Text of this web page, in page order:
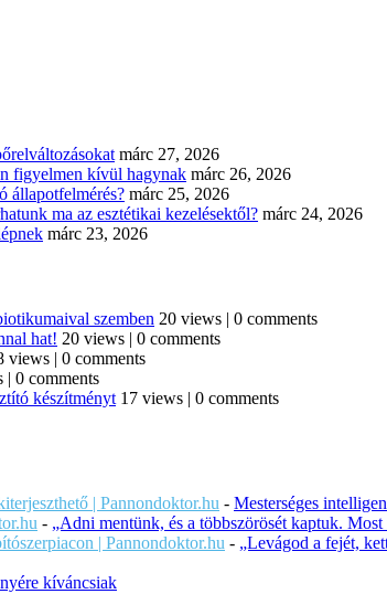
márc 27, 2026
figyelmen kívül hagynak márc 26, 2026
állapotfelmérés? márc 25, 2026
ma az esztétikai kezelésektől? márc 24, 2026
márc 23, 2026
szemben 20 views | 0 comments
hat! 20 views | 0 comments
views | 0 comments
| 0 comments
készítményt 17 views | 0 comments
| Pannondoktor.hu - Mesterséges
- „Adni mentünk, és a többszörösét kaptuk.
| Pannondoktor.hu - „Levágod a fejét,
kíváncsiak